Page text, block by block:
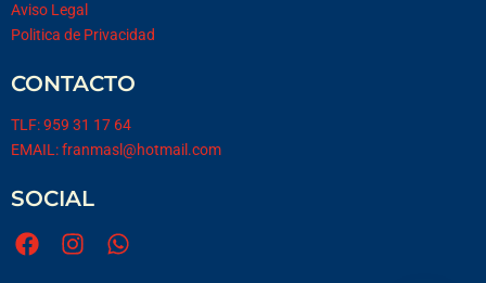
Aviso Legal
Politica de Privacidad
CONTACTO
TLF: 959 31 17 64
EMAIL: franmasl@hotmail.com
SOCIAL
F
a
I
n
W
h